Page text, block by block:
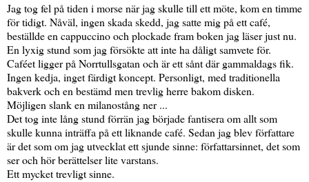
Jag tog fel på tiden i morse när jag skulle till ett möte, kom en timme
för tidigt. Nåväl, ingen skada skedd, jag satte mig på ett café,
beställde en cappuccino och plockade fram boken jag läser just nu.
En lyxig stund som jag försökte att inte ha dåligt samvete för.
Caféet ligger på Norrtullsgatan och är ett sånt där gammaldags fik.
Ingen kedja, inget färdigt koncept. Personligt, med traditionella
bakverk och en bestämd men trevlig herre bakom disken.
Möjligen slank en milanostång ner ...
Det tog inte lång stund förrän jag började fantisera om allt som
skulle kunna inträffa på ett liknande café. Sedan jag blev författare
är det som om jag utvecklat ett sjunde sinne: författarsinnet, det som
ser och hör berättelser lite varstans.
Ett mycket trevligt sinne.